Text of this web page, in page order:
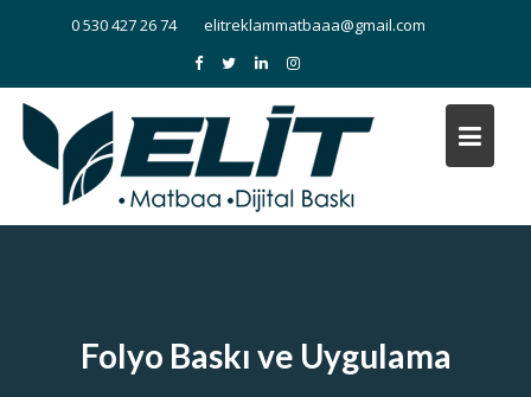
0 530 427 26 74 elitreklammatbaaa@gmail.com
Folyo Baskı ve Uygulama